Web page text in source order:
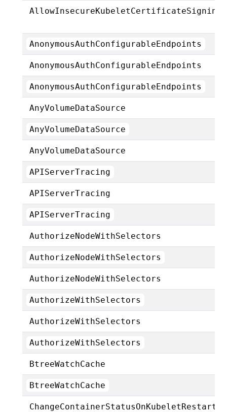
AnonymousAuthConfigurableEndpoints
AnonymousAuthConfigurableEndpoints
AnonymousAuthConfigurableEndpoints
AnyVolumeDataSource
AnyVolumeDataSource
AnyVolumeDataSource
APIServerTracing
APIServerTracing
APIServerTracing
AuthorizeNodeWithSelectors
AuthorizeNodeWithSelectors
AuthorizeNodeWithSelectors
AuthorizeWithSelectors
AuthorizeWithSelectors
AuthorizeWithSelectors
BtreeWatchCache
BtreeWatchCache
ChangeContainerStatusOnKubeletRestart